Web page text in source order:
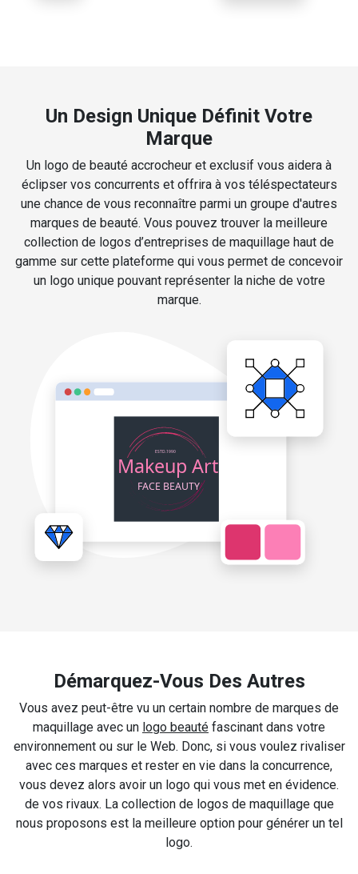
Un Design Unique Définit Votre
Marque
Un logo de beauté accrocheur et exclusif vous aidera à
éclipser vos concurrents et offrira à vos téléspectateurs
une chance de vous reconnaître parmi un groupe d'autres
marques de beauté. Vous pouvez trouver la meilleure
collection de logos d’entreprises de maquillage haut de
gamme sur cette plateforme qui vous permet de concevoir
un logo unique pouvant représenter la niche de votre
marque.
Démarquez-Vous Des Autres
Vous avez peut-être vu un certain nombre de marques de
maquillage avec un logo beauté fascinant dans votre
environnement ou sur le Web. Donc, si vous voulez rivaliser
avec ces marques et rester en vie dans la concurrence,
vous devez alors avoir un logo qui vous met en évidence.
de vos rivaux. La collection de logos de maquillage que
nous proposons est la meilleure option pour générer un tel
logo.